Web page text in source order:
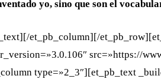
yo, sino que son el
et_pb_column][/
src=»https://
type=»2_3″][et_pb_text